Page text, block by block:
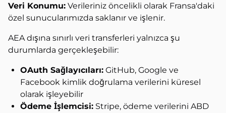
Veri Konumu: Verileriniz öncelikli olarak Fransa'daki
özel sunucularımızda saklanır ve işlenir.
AEA dışına sınırlı veri transferleri yalnızca şu
durumlarda gerçekleşebilir:
OAuth Sağlayıcıları: GitHub, Google ve
Facebook kimlik doğrulama verilerini küresel
olarak işleyebilir
Ödeme İşlemcisi: Stripe, ödeme verilerini ABD